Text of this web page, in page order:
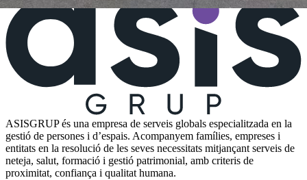
ASISGRUP és una empresa de serveis globals especialitzada en la
gestió de persones i d’espais. Acompanyem famílies, empreses i
entitats en la resolució de les seves necessitats mitjançant serveis de
neteja, salut, formació i gestió patrimonial, amb criteris de
proximitat, confiança i qualitat humana.